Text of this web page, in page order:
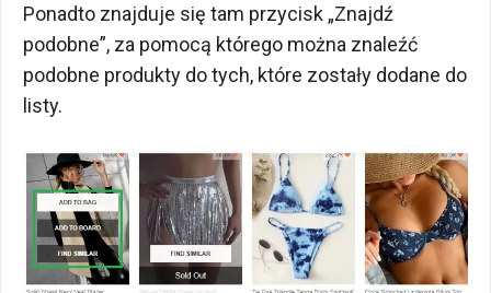
Ponadto znajduje się tam przycisk „Znajdź
podobne”, za pomocą którego można znaleźć
podobne produkty do tych, które zostały dodane do
listy.